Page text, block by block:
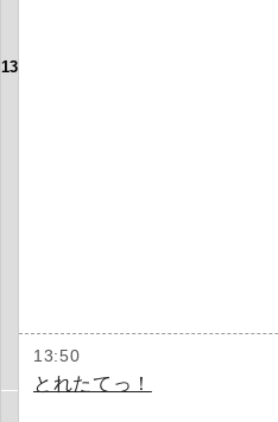
13
13:50
とれたてっ！